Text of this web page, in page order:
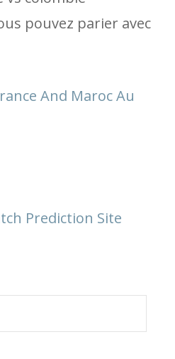
pouvez parier avec
And Maroc Au
Prediction Site